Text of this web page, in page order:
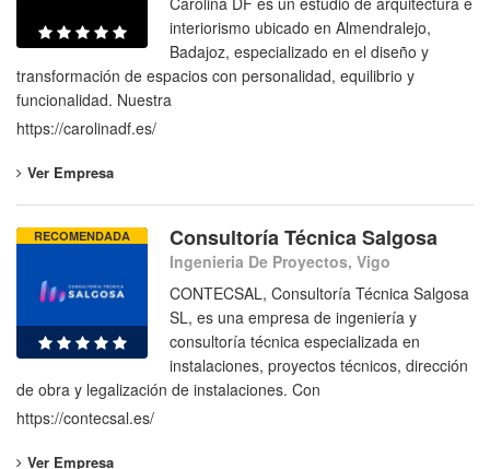
interiorismo ubicado en Almendralejo,
Badajoz, especializado en el diseño y
transformación de espacios con personalidad, equilibrio y
funcionalidad. Nuestra
https://carolinadf.es/
Ver Empresa
RECOMENDADA Consultoría Técnica Salgosa
Ingenieria De Proyectos, Vigo
CONTECSAL, Consultoría Técnica Salgosa
SL, es una empresa de ingeniería y
consultoría técnica especializada en
instalaciones, proyectos técnicos, dirección
de obra y legalización de instalaciones. Con
https://contecsal.es/
Ver Empresa